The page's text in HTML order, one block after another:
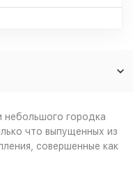
небольшого городка
что выпущенных из
совершенные как